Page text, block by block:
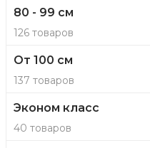
80 - 99 см
126 товаров
От 100 см
137 товаров
Эконом класс
40 товаров